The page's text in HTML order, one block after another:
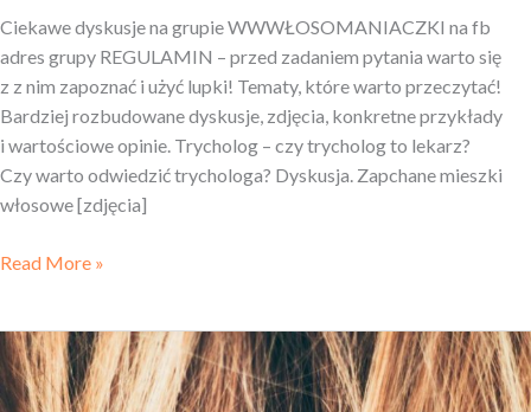
Ciekawe dyskusje na grupie WWWŁOSOMANIACZKI na fb
adres grupy REGULAMIN – przed zadaniem pytania warto się
z z nim zapoznać i użyć lupki! Tematy, które warto przeczytać!
Bardziej rozbudowane dyskusje, zdjęcia, konkretne przykłady
i wartościowe opinie. Trycholog – czy trycholog to lekarz?
Czy warto odwiedzić trychologa? Dyskusja. Zapchane mieszki
włosowe [zdjęcia]
Read More »
Porost,
wypadanie,
zagęszczenie